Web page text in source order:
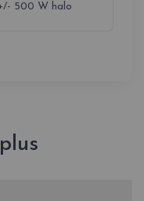
500 W halo